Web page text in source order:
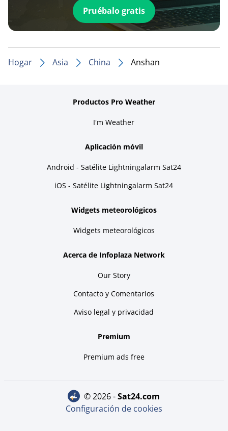
Pruébalo gratis
Hogar Asia China Anshan
Productos Pro Weather
I'm Weather
Aplicación móvil
Android - Satélite Lightningalarm Sat24
iOS - Satélite Lightningalarm Sat24
Widgets meteorológicos
Widgets meteorológicos
Acerca de Infoplaza Network
Our Story
Contacto y Comentarios
Aviso legal y privacidad
Premium
Premium ads free
© 2026 - sat24.com
Configuración de cookies